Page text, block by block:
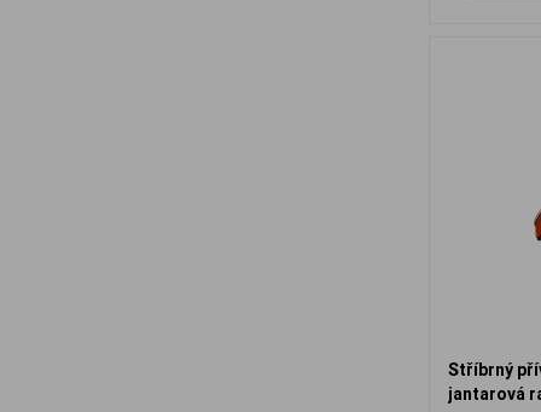
Stříbrný
jantarová